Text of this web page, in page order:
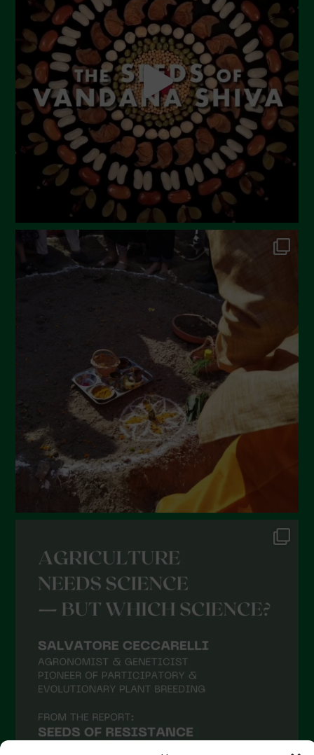
Agosto 2023
Luglio 2023
Giugno 2023
Maggio 2023
Aprile 2023
Marzo 2023
Febbraio 2023
Dicembre 2022
Novembre 2022
Ottobre 2022
Settembre 2022
Aprile 2022
Marzo 2022
Febbraio 2022
Gennaio 2022
Dicembre 2021
Novembre 2021
Settembre 2021
Agosto 2021
Luglio 2021
Aprile 2021
Febbraio 2021